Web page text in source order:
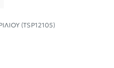
(TSP12105)